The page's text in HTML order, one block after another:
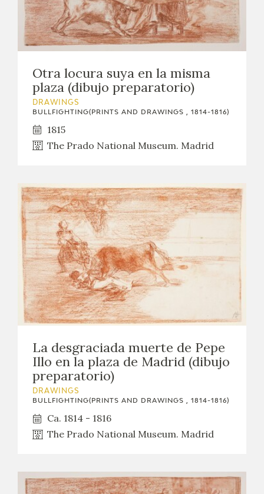
Otra locura suya en la misma
plaza (dibujo preparatorio)
DRAWINGS
BULLFIGHTING(PRINTS AND DRAWINGS , 1814-1816)
1815
The Prado National Museum. Madrid
La desgraciada muerte de Pepe
Illo en la plaza de Madrid (dibujo
preparatorio)
DRAWINGS
BULLFIGHTING(PRINTS AND DRAWINGS , 1814-1816)
Ca. 1814 - 1816
The Prado National Museum. Madrid